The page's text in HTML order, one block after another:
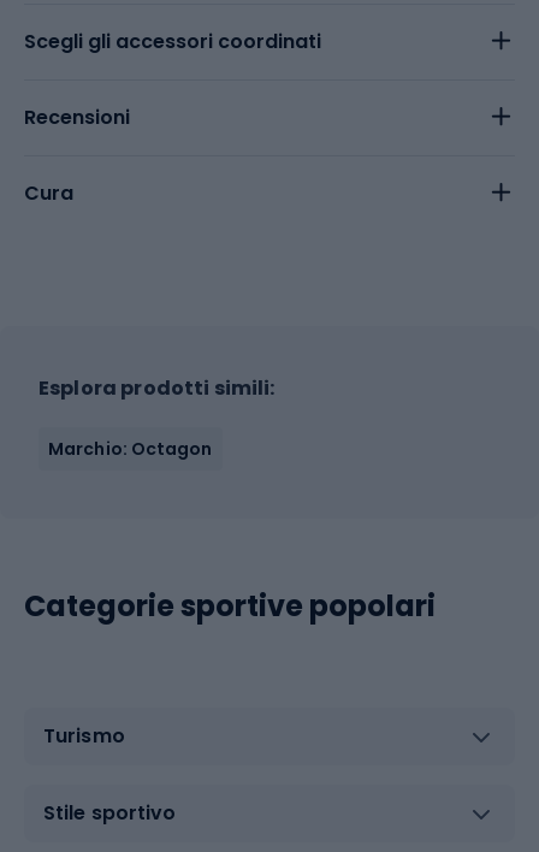
Scegli gli accessori coordinati
Recensioni
Cura
Esplora prodotti simili:
Marchio: Octagon
Categorie sportive popolari
Turismo
Stile sportivo